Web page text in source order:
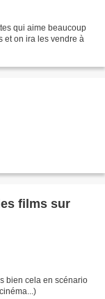
qui aime beaucoup
et on ira les vendre à
films sur
bien cela en scénario